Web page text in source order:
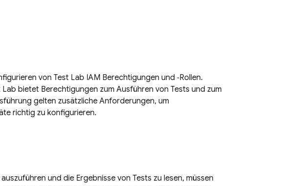
von Test Lab IAM Berechtigungen und ‑Rollen.
Lab bietet Berechtigungen zum Ausführen von Tests und zum
gelten zusätzliche Anforderungen, um
richtig zu konfigurieren.
und die Ergebnisse von Tests zu lesen, müssen